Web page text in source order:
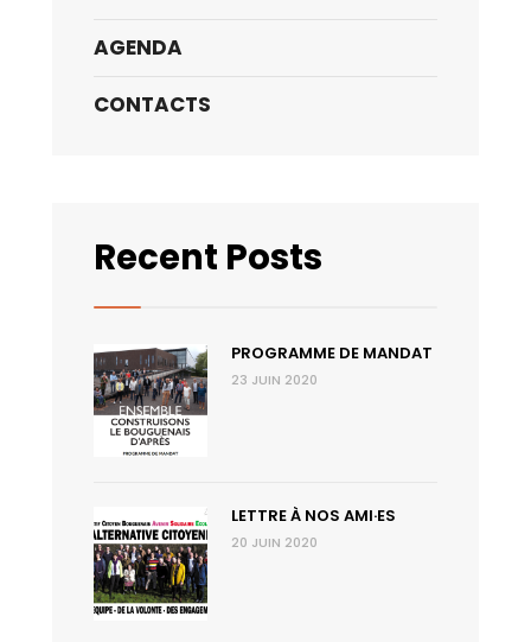
AGENDA
CONTACTS
Recent Posts
PROGRAMME DE MANDAT
23 JUIN 2020
LETTRE À NOS AMI·ES
20 JUIN 2020